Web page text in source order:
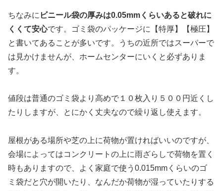
ちなみに ビニール袋の厚みは0.05mmくらいあると破れに
くくて安心です。ゴミ袋のパッケージに【特厚】【極圧】
と書いてあることが多いです。うちの近所ではスーパーで
は見かけませんが、ホームセンターにいくと必ずありま
す。
値段は普通のゴミ袋より高めで１０枚入り５００円近くし
たりしますが、とにかく丈夫なので繰り返し使えます。
屋根がある場所や芝の上に荷物が置ければいいのですが、
会場によってはコンクリートの上に雨ざらしで荷物を置く
時もありますので、よく家庭で使う0.015mmくらいのゴ
ミ袋だと穴が開いたり、なんだか荷物が湿っていたりする